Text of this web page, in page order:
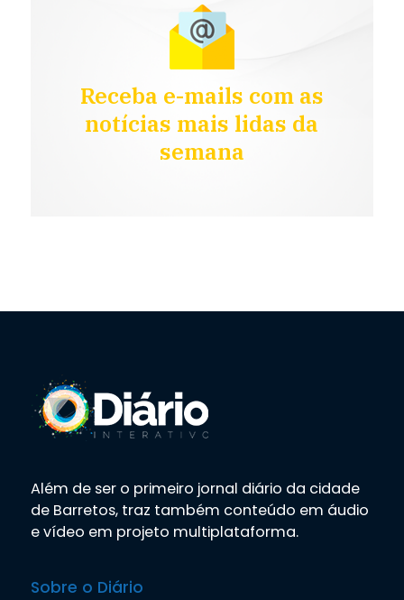
Receba e-mails com as
notícias mais lidas da
semana
Além de ser o primeiro jornal diário da cidade
de Barretos, traz também conteúdo em áudio
e vídeo em projeto multiplataforma.
Sobre o Diário